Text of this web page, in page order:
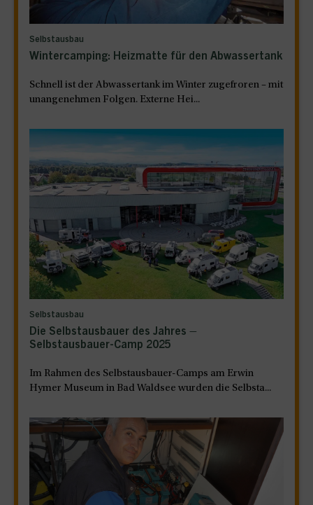
Selbstausbau
Wintercamping: Heizmatte für den Abwassertank
Schnell ist der Abwassertank im Winter zugefroren – mit
unangenehmen Folgen. Externe Hei...
Selbstausbau
Die Selbstausbauer des Jahres –
Selbstausbauer-Camp 2025
Im Rahmen des Selbstausbauer-Camps am Erwin
Hymer Museum in Bad Waldsee wurden die Selbsta...